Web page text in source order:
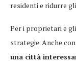
residenti e ridurre
Per i proprietari e
strategie. Anche
una città